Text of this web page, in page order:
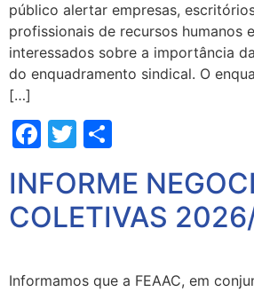
público alertar empresas,
profissionais de recursos humanos
interessados sobre a importância
do enquadramento sindical. O
[…]
Facebook
Twitter
INFORME
COLETIVAS
Informamos que a FEAAC, em